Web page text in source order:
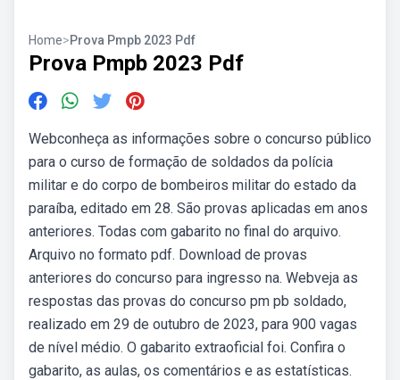
Home>Prova Pmpb 2023 Pdf
Prova Pmpb 2023 Pdf
Webconheça as informações sobre o concurso público
para o curso de formação de soldados da polícia
militar e do corpo de bombeiros militar do estado da
paraíba, editado em 28. São provas aplicadas em anos
anteriores. Todas com gabarito no final do arquivo.
Arquivo no formato pdf. Download de provas
anteriores do concurso para ingresso na. Webveja as
respostas das provas do concurso pm pb soldado,
realizado em 29 de outubro de 2023, para 900 vagas
de nível médio. O gabarito extraoficial foi. Confira o
gabarito, as aulas, os comentários e as estatísticas.